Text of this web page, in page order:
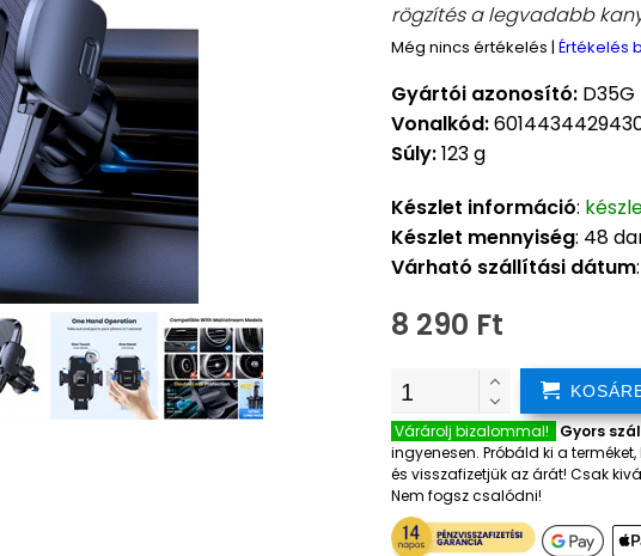
rögzítés a legvadabb
Még nincs értékelés | Értékelés
Gyártói azonosító: D35G
Vonalkód:
Súly:123 g
Készlet információ:
Készlet mennyiség: 48
Várható szállítási dátum
8 290 Ft
Várárolj bizalommal! Gyors
ingyenesen. Próbáld ki a
és visszafizetjük az árát! Csak
Nem fogsz csalódni!